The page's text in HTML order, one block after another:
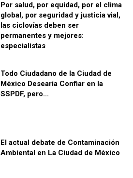
Por salud, por equidad, por el clima
global, por seguridad y justicia vial,
las ciclovías deben ser
permanentes y mejores:
especialistas
Todo Ciudadano de la Ciudad de
México Desearía Confiar en la
SSPDF, pero...
El actual debate de Contaminación
Ambiental en La Ciudad de México